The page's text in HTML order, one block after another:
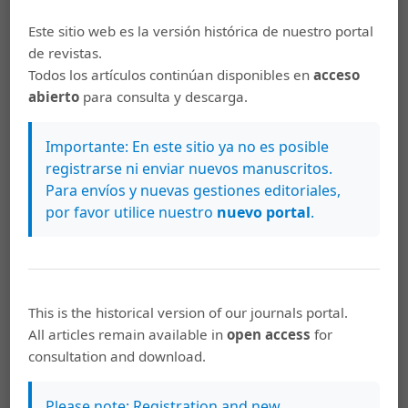
automática de marcadores lingüísticos
definicionales en recetas de gastronomía de
Costa Rica,
Káñina: Vol. 42 Núm. 3 (2018):
Káñina (Octubre-Diciembre)
de León, Édgar Casasola Murillo, Patrones de
marcación de ingredientes y orden de procesos
en textos gastronómicos costarricenses,
Káñina: Vol. 42 Núm. 3 (2018): Káñina (Octubre-
costarricense: Limón y Valle Central, Káñina:
Vol. 40 Núm. 3 (2016): Káñina número
extraordinario
Este sitio web es la versión histórica de nuestro portal
de revistas.
Todos los artículos continúan disponibles enacceso
abierto para consulta y descarga.
Importante: En este sitio ya no es posible
registrarse ni enviar nuevos manuscritos.
Para envíos y nuevas gestiones editoriales,
por favor utilice nuestro nuevo portal.
This is the historical version of our journals portal.
All articles remain available inopen access for
consultation and download.